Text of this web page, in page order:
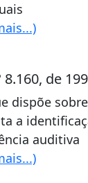
8.160, de
dispõe
a
auditiva